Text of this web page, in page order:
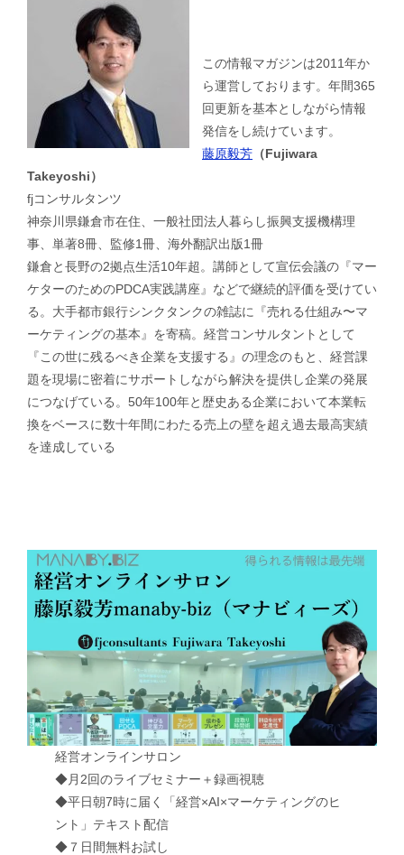
この情報マガジンは2011年か
ら運営しております。年間365
回更新を基本としながら情報
発信をし続けています。
藤原毅芳 （Fujiwara
Takeyoshi）
fjコンサルタンツ
神奈川県鎌倉市在住、一般社団法人暮らし振興支援機構理
事、単著8冊、監修1冊、海外翻訳出版1冊
鎌倉と長野の2拠点生活10年超。講師として宣伝会議の『マー
ケターのためのPDCA実践講座』などで継続的評価を受けてい
る。大手都市銀行シンクタンクの雑誌に『売れる仕組み〜マ
ーケティングの基本』を寄稿。経営コンサルタントとして
『この世に残るべき企業を支援する』の理念のもと、経営課
題を現場に密着にサポートしながら解決を提供し企業の発展
につなげている。50年100年と歴史ある企業において本業転
換をベースに数十年間にわたる売上の壁を超え過去最高実績
を達成している
経営オンラインサロン
◆月2回のライブセミナー＋録画視聴
◆平日朝7時に届く「経営×AI×マーケティングのヒ
ント」テキスト配信
◆７日間無料お試し